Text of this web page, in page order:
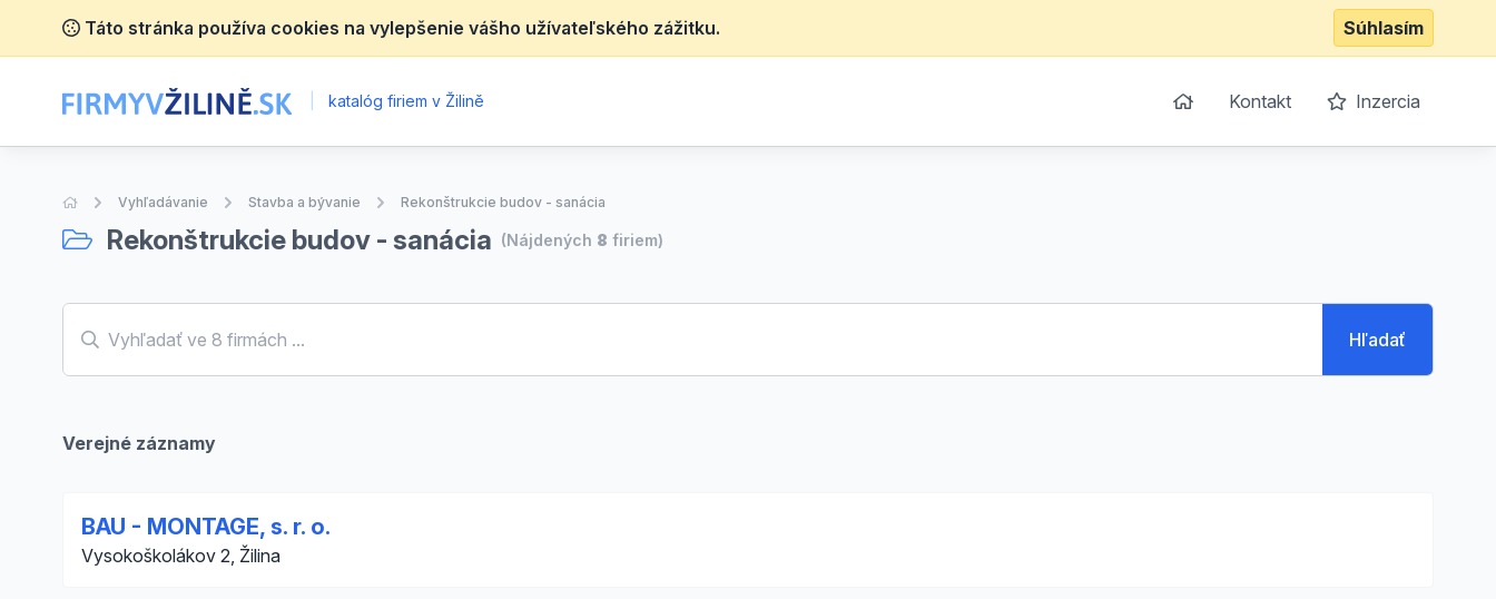
Táto stránka používa cookies na vylepšenie vášho užívateľského zážitku. Súhlasím
katalóg firiem v Žilině Kontakt Inzercia
Úvodná stránka
Vyhľadávanie Stavba a bývanie Rekonštrukcie budov - sanácia
Rekonštrukcie budov - sanácia (Nájdených 8 firiem)
Hľadať
Verejné záznamy
BAU - MONTAGE, s. r. o.
Vysokoškolákov 2, Žilina